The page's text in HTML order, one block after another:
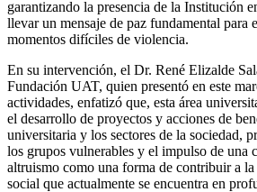
garantizando la presencia de la Institución
llevar un mensaje de paz fundamental para
momentos difíciles de violencia.
En su intervención, el Dr. René Elizalde
Fundación UAT, quien presentó en este
actividades, enfatizó que, esta área
el desarrollo de proyectos y acciones de
universitaria y los sectores de la sociedad,
los grupos vulnerables y el impulso de una
altruismo como una forma de contribuir a
social que actualmente se encuentra en